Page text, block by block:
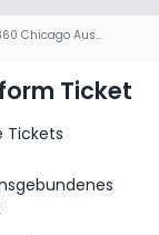
360 Chicago Aussichtsplattform Ticket
Ticket
Tickets